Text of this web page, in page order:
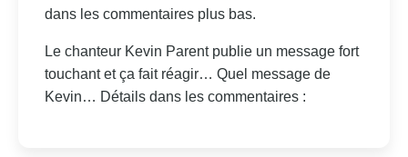
dans les commentaires plus bas.
Le chanteur Kevin Parent publie un message fort
touchant et ça fait réagir… Quel message de
Kevin… Détails dans les commentaires :